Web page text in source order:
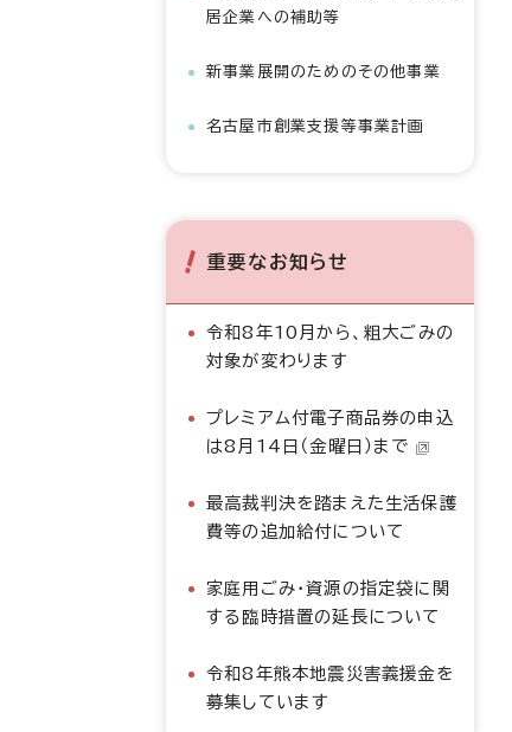
居企業への補助等
新事業展開のためのその他事業
名古屋市創業支援等事業計画
重要なお知らせ
令和8年10月から、粗大ごみの
対象が変わります
プレミアム付電子商品券の申込
は8月14日（金曜日）まで
最高裁判決を踏まえた生活保護
費等の追加給付について
家庭用ごみ・資源の指定袋に関
する臨時措置の延長について
令和8年熊本地震災害義援金を
募集しています